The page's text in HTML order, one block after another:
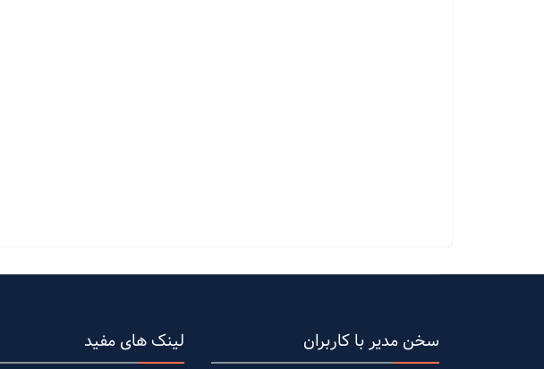
سخن مدیر با کاربران لینک های مفید